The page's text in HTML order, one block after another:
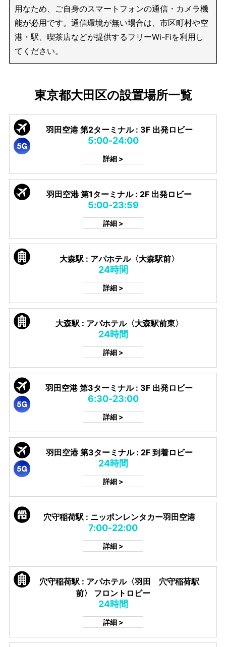
用なため、ご自身のスマートフォンの通信・カメラ機
能が必用です。通信環境が無い場合は、市区町村や空
港・駅、喫茶店などが提供するフリーWi-Fiを利用し
てください。
東京都大田区の設置場所一覧
羽田空港 第2ターミナル : 3F 出発ロビー
5:00-24:00
詳細 >
羽田空港 第1ターミナル : 2F 出発ロビー
5:00-23:59
詳細 >
大森駅 : アパホテル〈大森駅前〉
24時間
詳細 >
大森駅 : アパホテル〈大森駅前東〉
24時間
詳細 >
羽田空港 第3ターミナル : 3F 出発ロビー
6:30-23:00
詳細 >
羽田空港 第3ターミナル : 2F 到着ロビー
24時間
詳細 >
穴守稲荷駅 : ニッポンレンタカー羽田空港
7:00-22:00
詳細 >
穴守稲荷駅 : アパホテル〈羽田 穴守稲荷駅
前〉 フロントロビー
24時間
詳細 >